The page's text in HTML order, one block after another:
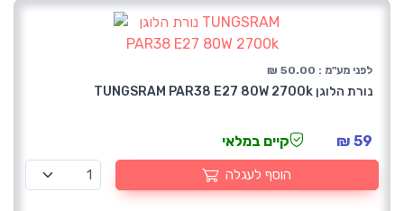
לפני מע"מ : 50.00 ₪
נורת הלוגן TUNGSRAM PAR38 E27 80W 2700k
59 ₪ קיים במלאי
הוסף לעגלה